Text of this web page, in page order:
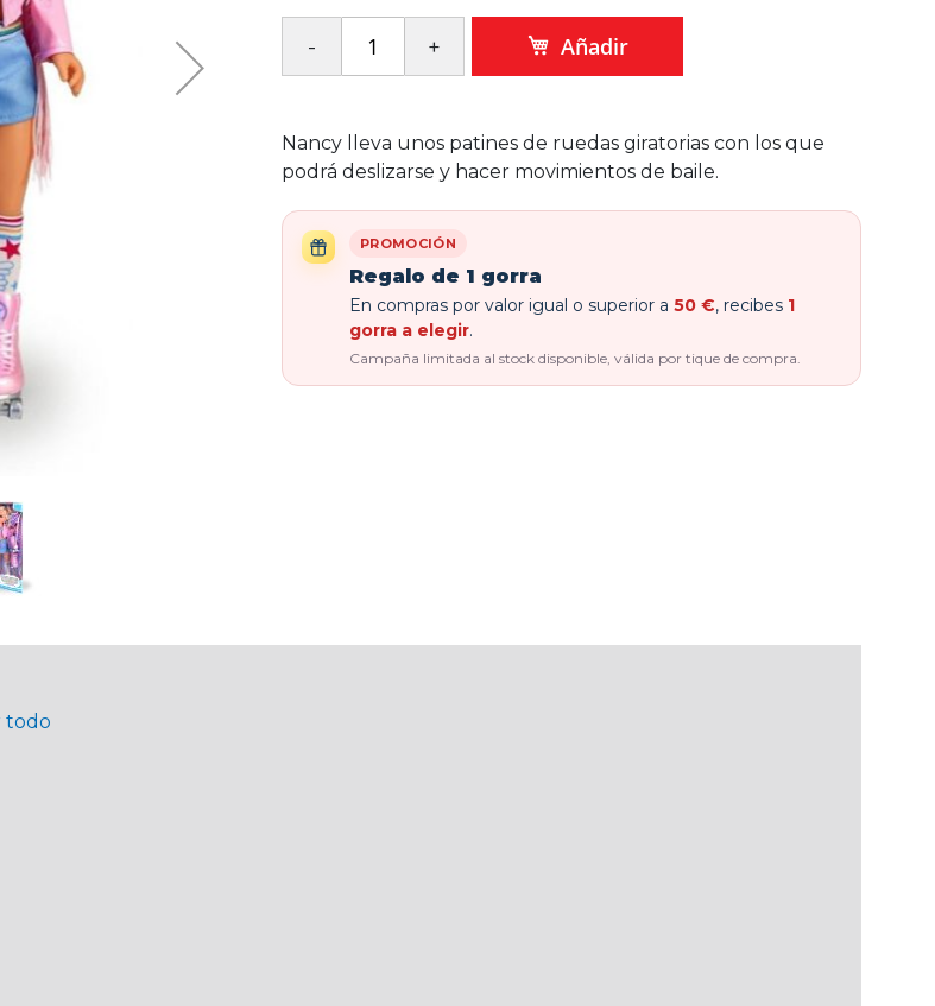
Añadir
Nancy lleva unos patines de ruedas giratorias con los que
podrá deslizarse y hacer movimientos de baile.
PROMOCIÓN
Regalo de 1 gorra
En compras por valor igual o superior a 50 €, recibes 1
gorra a elegir.
Campaña limitada al stock disponible, válida por tique de compra.
todo